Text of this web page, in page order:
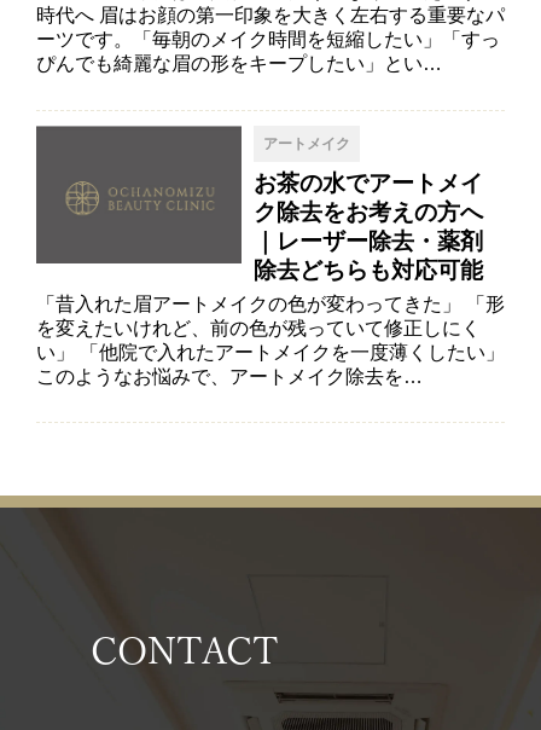
時代へ 眉はお顔の第一印象を大きく左右する重要なパ
ーツです。「毎朝のメイク時間を短縮したい」「すっ
ぴんでも綺麗な眉の形をキープしたい」とい…
アートメイク
お茶の水でアートメイ
ク除去をお考えの方へ
｜レーザー除去・薬剤
除去どちらも対応可能
「昔入れた眉アートメイクの色が変わってきた」 「形
を変えたいけれど、前の色が残っていて修正しにく
い」 「他院で入れたアートメイクを一度薄くしたい」
このようなお悩みで、アートメイク除去を…
CONTACT